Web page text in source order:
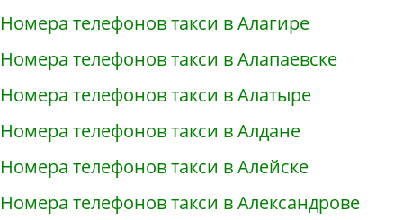
Номера телефонов такси в Алагире
Номера телефонов такси в Алапаевске
Номера телефонов такси в Алатыре
Номера телефонов такси в Алдане
Номера телефонов такси в Алейске
Номера телефонов такси в Александрове